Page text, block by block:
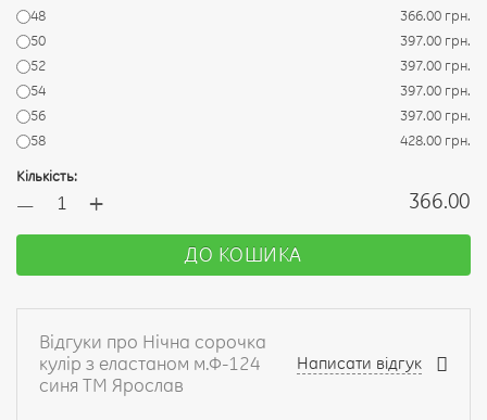
48
366.00 грн.
50
397.00 грн.
52
397.00 грн.
54
397.00 грн.
56
397.00 грн.
58
428.00 грн.
Кількість:
— + 366.00
ДО КОШИКА
Відгуки про Нічна сорочка
кулір з еластаном м.Ф-124
синя ТМ Ярослав
Написати відгук